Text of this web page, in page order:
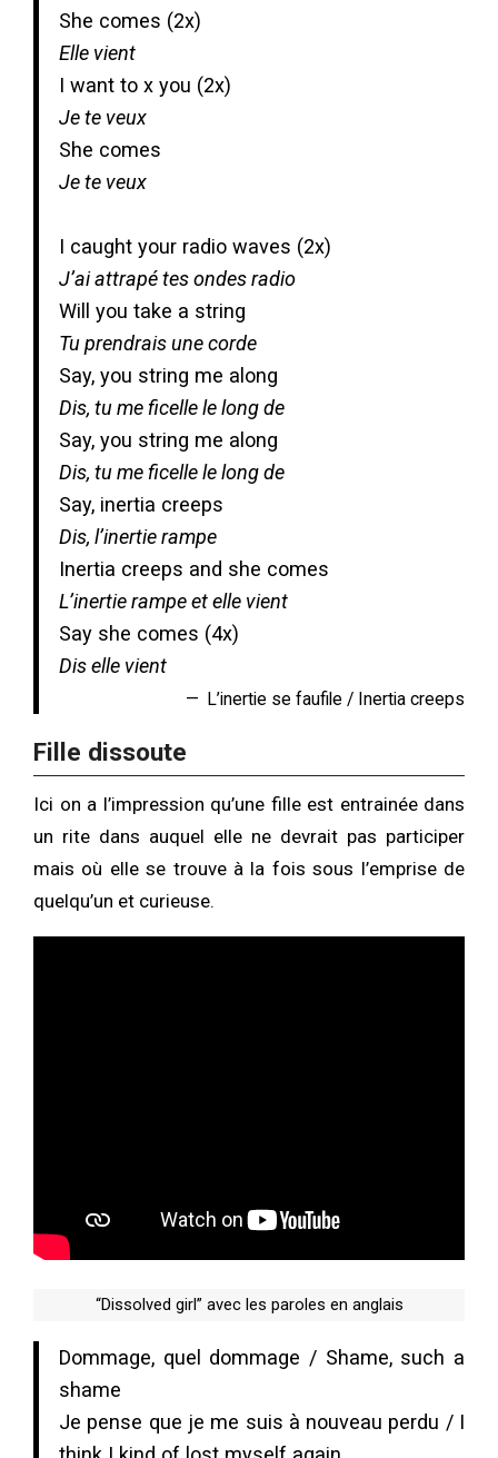
She comes (2x)
Elle vient
I want to x you (2x)
Je te veux
She comes
Je te veux
I caught your radio waves (2x)
J’ai attrapé tes ondes radio
Will you take a string
Tu prendrais une corde
Say, you string me along
Dis, tu me ficelle le long de
Say, you string me along
Dis, tu me ficelle le long de
Say, inertia creeps
Dis, l’inertie rampe
Inertia creeps and she comes
L’inertie rampe et elle vient
Say she comes (4x)
Dis elle vient
L’inertie se faufile / Inertia creeps
Fille dissoute
Ici on a l’impression qu’une fille est entrainée dans
un rite dans auquel elle ne devrait pas participer
mais où elle se trouve à la fois sous l’emprise de
quelqu’un et curieuse.
“Dissolved girl” avec les paroles en anglais
Dommage, quel dommage / Shame, such a
shame
Je pense que je me suis à nouveau perdu / I